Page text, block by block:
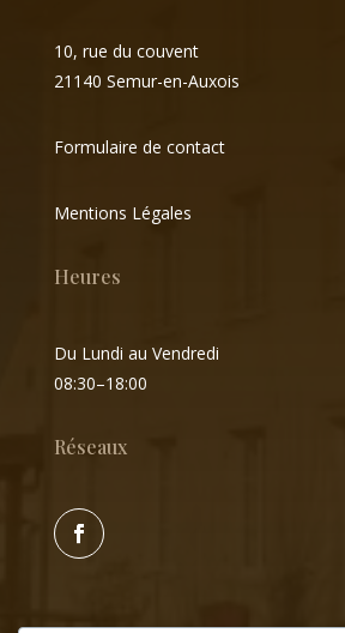
10, rue du couvent
21140 Semur-en-Auxois
Formulaire de contact
Mentions Légales
Heures
Du Lundi au Vendredi
08:30–18:00
Réseaux